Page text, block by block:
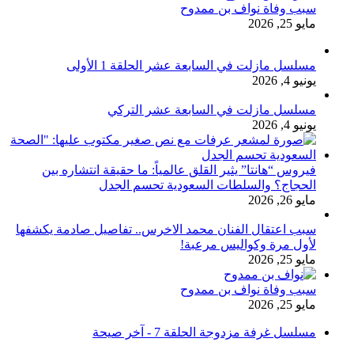
سبب وفاة نواف بن ممدوح
مايو 25, 2026
مسلسل مازلت في السابعة عشر الحلقة 1 الأولى
يونيو 4, 2026
مسلسل مازلت في السابعة عشر التركي
يونيو 4, 2026
فيروس “هانتا” يثير القلق عالمياً: ما حقيقة انتشاره بين
الحجاج؟ والسلطات السعودية تحسم الجدل
مايو 26, 2026
سبب اعتقال الفنان محمد الاخرس.. تفاصيل صادمة يكشفها
لأول مرة وكواليس مرعبة!
مايو 25, 2026
سبب وفاة نواف بن ممدوح
مايو 25, 2026
مسلسل غرفة مزدوجة الحلقة 7 - آخر صيحة